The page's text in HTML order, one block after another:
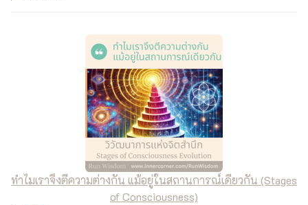
ทำไมเราจึงตีความต่างกัน แม้อยู่ในสถานการณ์เดียวกัน (Stages
of Consciousness)